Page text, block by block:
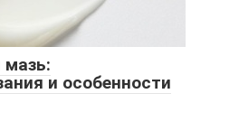
и особенности